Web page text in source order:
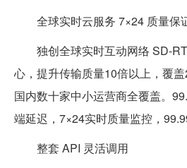
全球实时云服务 7×24 质量保
独创全球实时互动网络 SD-
心，提升传输质量10倍以上，覆
国内数十家中小运营商全覆盖。
端延迟，7×24实时质量监控，
整套 API 灵活调用